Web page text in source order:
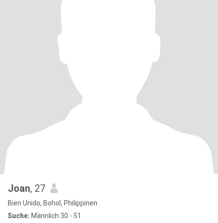
Joan, 27
Bien Unido, Bohol, Philippinen
Suche: Männlich 30 - 51